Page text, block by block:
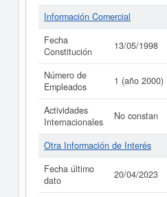
Información Comercial
Fecha
Constitución
13/05/1998
Número de
Empleados
1 (año 2000)
Actividades
Internacionales
No constan
Otra Información de Interés
Fecha último
dato
20/04/2023